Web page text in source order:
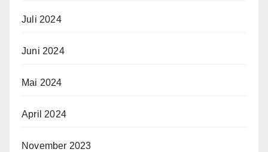
Juli 2024
Juni 2024
Mai 2024
April 2024
November 2023